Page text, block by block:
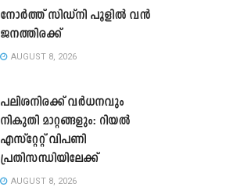
നോർത്ത് സിഡ്നി പൂളിൽ വൻ
ജനത്തിരക്ക്
AUGUST 8, 2026
പലിശനിരക്ക് വർധനവും
നികുതി മാറ്റങ്ങളും: റിയൽ
എസ്റ്റേറ്റ് വിപണി
പ്രതിസന്ധിയിലേക്ക്
AUGUST 8, 2026